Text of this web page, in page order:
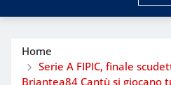
Home
Serie A FIPIC, finale
Briantea84 Cantù si giocano